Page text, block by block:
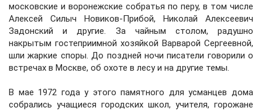
московские и воронежские собратья по перу, в том числе
Алексей Силыч Новиков-Прибой, Николай Алексеевич
Задонский и другие. За чайным столом, радушно
накрытым гостеприимной хозяйкой Варварой Сергеевной,
шли жаркие споры. До поздней ночи писатели говорили о
встречах в Москве, об охоте в лесу и на другие темы.
В мае 1972 года у этого памятного для усманцев дома
собрались учащиеся городских школ, учителя, горожане